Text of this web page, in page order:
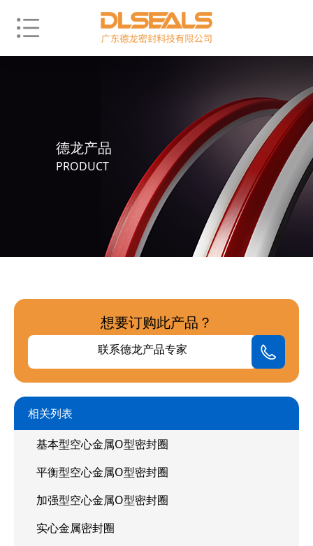
德龙产品
PRODUCT
想要订购此产品？
联系德龙产品专家
相关列表
基本型空心金属O型密封圈
平衡型空心金属O型密封圈
加强型空心金属O型密封圈
实心金属密封圈